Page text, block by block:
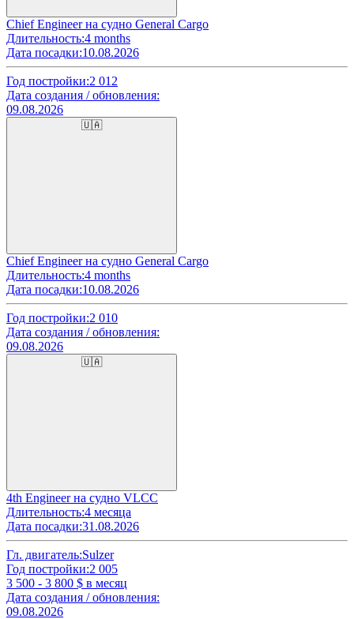
Chief Engineer на судно General Cargo
Длительность:4 months
Дата посадки:10.08.2026
Год постройки:2 012
Дата создания / обновления:
09.08.2026
🇺🇦
Chief Engineer на судно General Cargo
Длительность:4 months
Дата посадки:10.08.2026
Год постройки:2 010
Дата создания / обновления:
09.08.2026
🇺🇦
4th Engineer на судно VLCC
Длительность:4 месяца
Дата посадки:31.08.2026
Гл. двигатель:Sulzer
Год постройки:2 005
3 500 - 3 800 $ в месяц
Дата создания / обновления:
09.08.2026